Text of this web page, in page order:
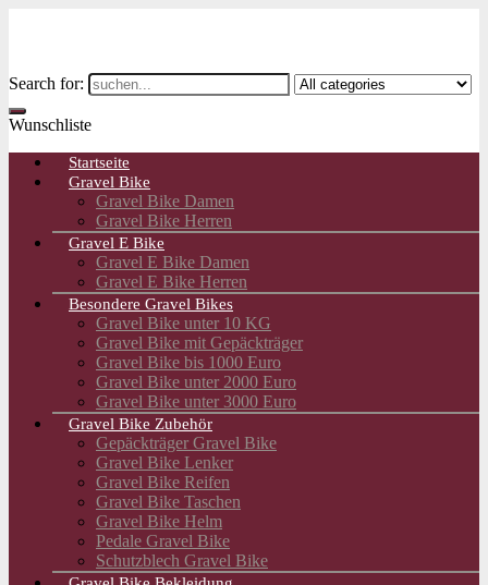
Search for:
Wunschliste
Startseite
Gravel Bike
Gravel Bike Damen
Gravel Bike Herren
Gravel E Bike
Gravel E Bike Damen
Gravel E Bike Herren
Besondere Gravel Bikes
Gravel Bike unter 10 KG
Gravel Bike mit Gepäckträger
Gravel Bike bis 1000 Euro
Gravel Bike unter 2000 Euro
Gravel Bike unter 3000 Euro
Gravel Bike Zubehör
Gepäckträger Gravel Bike
Gravel Bike Lenker
Gravel Bike Reifen
Gravel Bike Taschen
Gravel Bike Helm
Pedale Gravel Bike
Schutzblech Gravel Bike